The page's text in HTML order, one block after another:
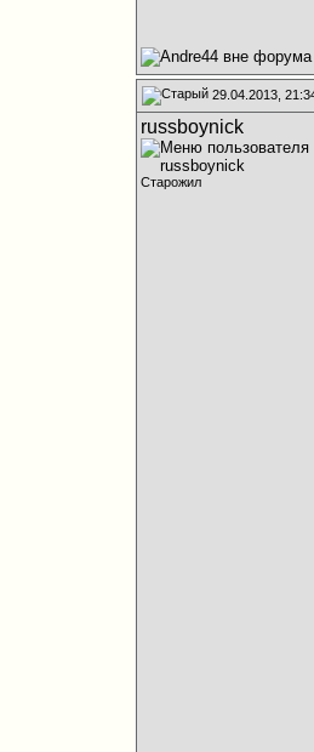
29.04.2013,
russboynick
Старожил